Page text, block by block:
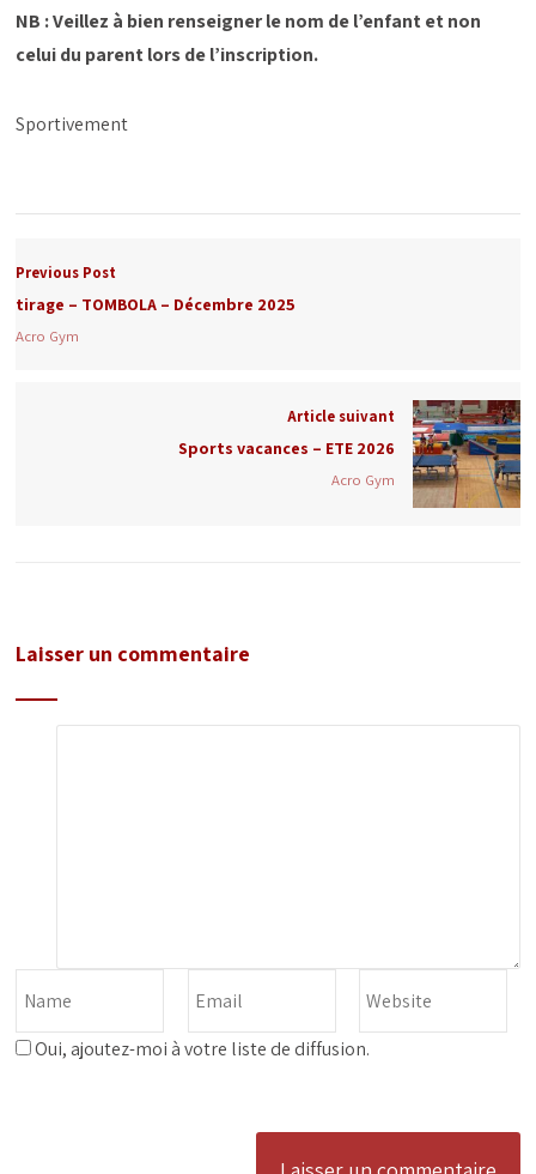
NB : Veillez à bien renseigner le nom de l’enfant et non
celui du parent lors de l’inscription.
Sportivement
Previous Post
tirage – TOMBOLA – Décembre 2025
Acro Gym
Article suivant
Sports vacances – ETE 2026
Acro Gym
Laisser un commentaire
Oui, ajoutez-moi à votre liste de diffusion.